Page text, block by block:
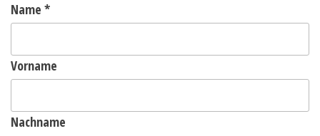
Name *
Vorname
Nachname